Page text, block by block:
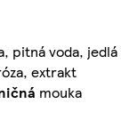
pitná voda, jedlá
extrakt
mouka